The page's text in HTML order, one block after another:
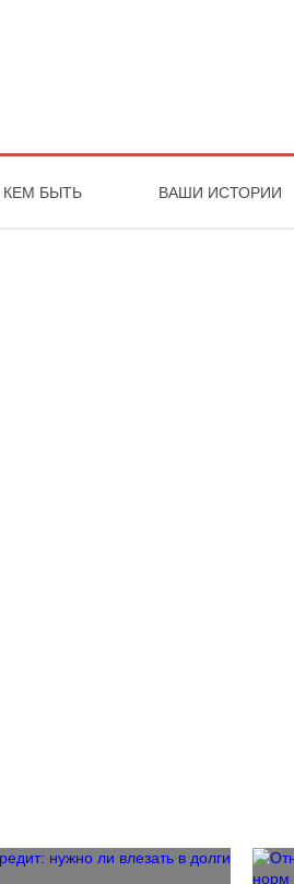
КЕМ БЫТЬ ВАШИ ИСТОРИИ